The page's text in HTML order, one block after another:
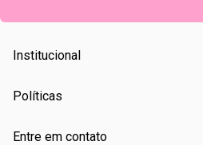
Institucional
Políticas
Entre em contato